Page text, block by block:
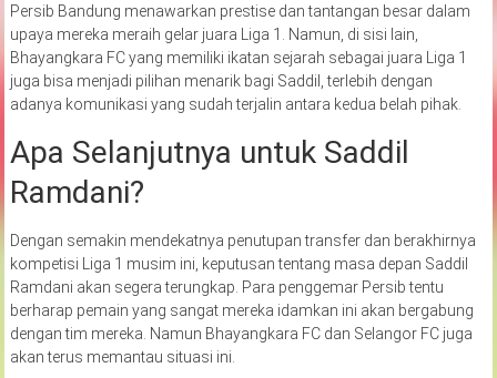
Persib Bandung menawarkan prestise dan tantangan besar dalam
upaya mereka meraih gelar juara Liga 1. Namun, di sisi lain,
Bhayangkara FC yang memiliki ikatan sejarah sebagai juara Liga 1
juga bisa menjadi pilihan menarik bagi Saddil, terlebih dengan
adanya komunikasi yang sudah terjalin antara kedua belah pihak.
Apa Selanjutnya untuk Saddil
Ramdani?
Dengan semakin mendekatnya penutupan transfer dan berakhirnya
kompetisi Liga 1 musim ini, keputusan tentang masa depan Saddil
Ramdani akan segera terungkap. Para penggemar Persib tentu
berharap pemain yang sangat mereka idamkan ini akan bergabung
dengan tim mereka. Namun Bhayangkara FC dan Selangor FC juga
akan terus memantau situasi ini.